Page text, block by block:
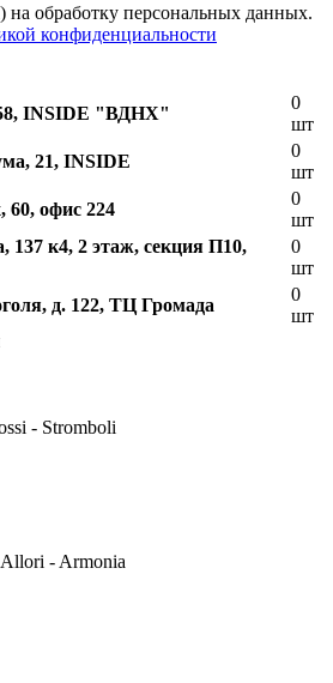
на обработку персональных данных.
конфиденциальности
INSIDE "ВДНХ"
0
шт
21, INSIDE
0
шт
60, офис 224
0
шт
137 к4, ​2 этаж, секция П10,
0
шт
д. 122, ТЦ Громада
0
шт
- Stromboli
- Armonia